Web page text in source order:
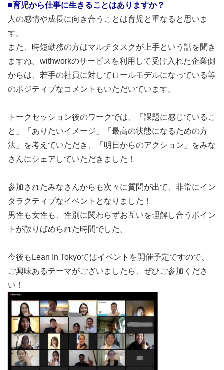
■育児から仕事に生きることはありますか？
人の感情や成長に向き合うことは育児と重なると思いま
す。
また、時短勤務の方はマルチタスクが上手という話を聞き
ますね。withworkのサービスを利用して受け入れた企業側
からは、若手の社員に対してロールモデルになっている等
のポジティブなコメントもいただいています。
トークセッション後のワークでは、「課題に感じているこ
と」「ありたいイメージ」「最高の状態になるための方
法」を考えていただき、「明日からのアクション」をみな
さんにシェアしていただきました！
参加されたみなさんからも次々に質問が出て、非常にイン
タラクティブなイベントとなりました！
男性も女性も、性別に関わらずお互いを理解し合うポイン
トが散りばめられた時間でした。
今後もLean In Tokyoではイベントを開催予定ですので、
ご興味あるテーマがございましたら、ぜひご参加くださ
い！